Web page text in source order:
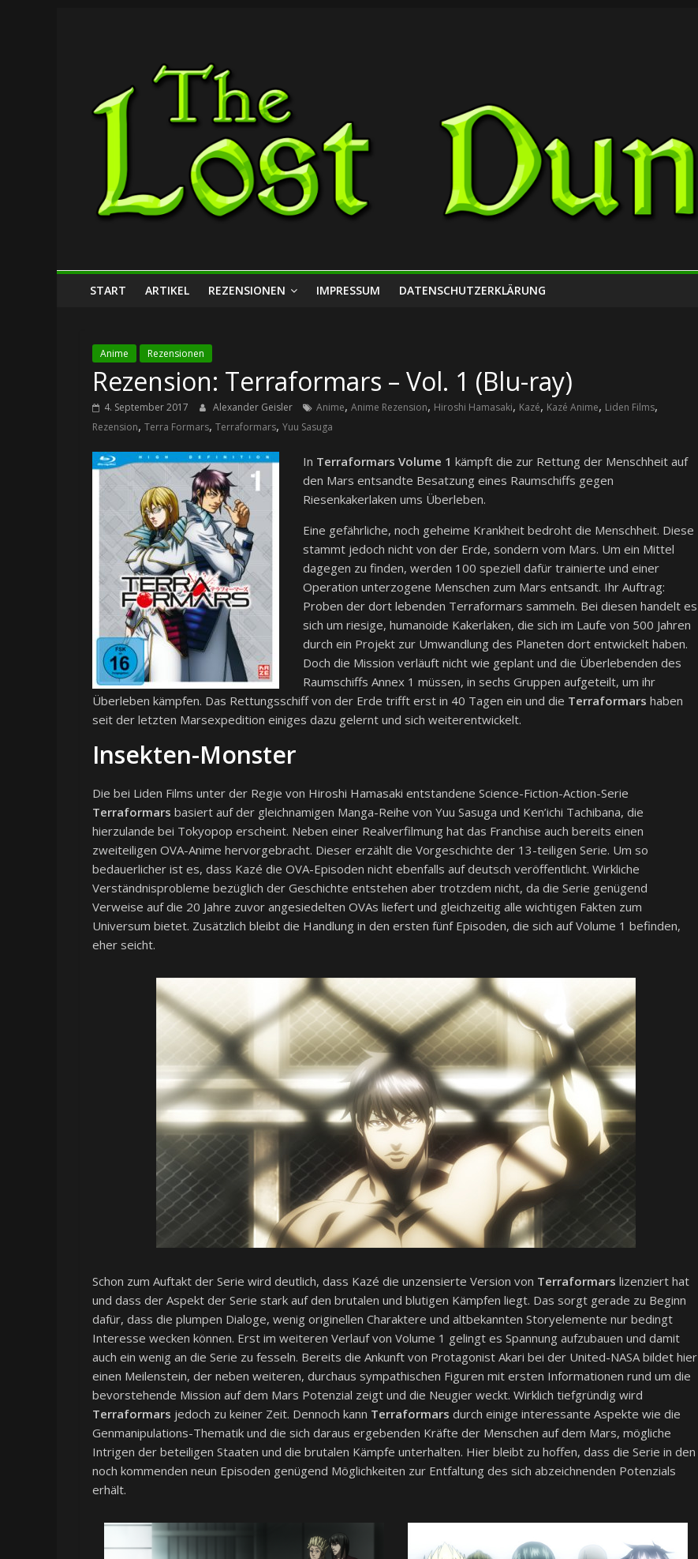
Lost
Dungeon
START ARTIKEL REZENSIONEN IMPRESSUM DATENSCHUTZERKLÄRUNG
Anime Rezensionen
Rezension: Terraformars – Vol. 1 (Blu-ray)
4. September 2017 Alexander Geisler Anime, Anime Rezension, Hiroshi Hamasaki, Kazé, Kazé Anime, Liden Films,
Rezension, Terra Formars, Terraformars, Yuu Sasuga
In Terraformars Volume 1 kämpft die zur Rettung der Menschheit auf
den Mars entsandte Besatzung eines Raumschiffs gegen
Riesenkakerlaken ums Überleben.
Eine gefährliche, noch geheime Krankheit bedroht die Menschheit. Diese
stammt jedoch nicht von der Erde, sondern vom Mars. Um ein Mittel
dagegen zu finden, werden 100 speziell dafür trainierte und einer
Operation unterzogene Menschen zum Mars entsandt. Ihr Auftrag:
Proben der dort lebenden Terraformars sammeln. Bei diesen handelt es
sich um riesige, humanoide Kakerlaken, die sich im Laufe von 500 Jahren
durch ein Projekt zur Umwandlung des Planeten dort entwickelt haben.
Doch die Mission verläuft nicht wie geplant und die Überlebenden des
Raumschiffs Annex 1 müssen, in sechs Gruppen aufgeteilt, um ihr
Überleben kämpfen. Das Rettungsschiff von der Erde trifft erst in 40 Tagen ein und die Terraformars haben
seit der letzten Marsexpedition einiges dazu gelernt und sich weiterentwickelt.
Insekten-Monster
Die bei Liden Films unter der Regie von Hiroshi Hamasaki entstandene Science-Fiction-Action-Serie
Terraformars basiert auf der gleichnamigen Manga-Reihe von Yuu Sasuga und Ken’ichi Tachibana, die
hierzulande bei Tokyopop erscheint. Neben einer Realverfilmung hat das Franchise auch bereits einen
zweiteiligen OVA-Anime hervorgebracht. Dieser erzählt die Vorgeschichte der 13-teiligen Serie. Um so
bedauerlicher ist es, dass Kazé die OVA-Episoden nicht ebenfalls auf deutsch veröffentlicht. Wirkliche
Verständnisprobleme bezüglich der Geschichte entstehen aber trotzdem nicht, da die Serie genügend
Verweise auf die 20 Jahre zuvor angesiedelten OVAs liefert und gleichzeitig alle wichtigen Fakten zum
Universum bietet. Zusätzlich bleibt die Handlung in den ersten fünf Episoden, die sich auf Volume 1 befinden,
eher seicht.
Schon zum Auftakt der Serie wird deutlich, dass Kazé die unzensierte Version von Terraformars lizenziert hat
und dass der Aspekt der Serie stark auf den brutalen und blutigen Kämpfen liegt. Das sorgt gerade zu Beginn
dafür, dass die plumpen Dialoge, wenig originellen Charaktere und altbekannten Storyelemente nur bedingt
Interesse wecken können. Erst im weiteren Verlauf von Volume 1 gelingt es Spannung aufzubauen und damit
auch ein wenig an die Serie zu fesseln. Bereits die Ankunft von Protagonist Akari bei der United-NASA bildet hier
einen Meilenstein, der neben weiteren, durchaus sympathischen Figuren mit ersten Informationen rund um die
bevorstehende Mission auf dem Mars Potenzial zeigt und die Neugier weckt. Wirklich tiefgründig wird
Terraformars jedoch zu keiner Zeit. Dennoch kann Terraformars durch einige interessante Aspekte wie die
Genmanipulations-Thematik und die sich daraus ergebenden Kräfte der Menschen auf dem Mars, mögliche
Intrigen der beteiligen Staaten und die brutalen Kämpfe unterhalten. Hier bleibt zu hoffen, dass die Serie in den
noch kommenden neun Episoden genügend Möglichkeiten zur Entfaltung des sich abzeichnenden Potenzials
erhält.